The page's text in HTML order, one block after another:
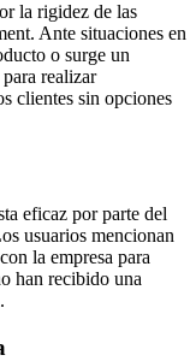
la rigidez de las
Ante situaciones en
o surge un
realizar
clientes sin opciones
eficaz por parte del
usuarios mencionan
la empresa para
han recibido una